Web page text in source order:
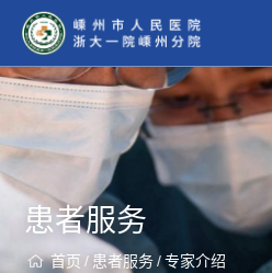
患者服务
首页 / 患者服务 / 专家介绍